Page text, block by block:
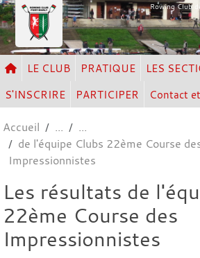
Rowing Club
LE CLUB PRATIQUE LES
S'INSCRIRE
PARTICIPER Contact
Accueil
de l'équipe Clubs 22ème Course
Impressionnistes
Les résultats de
22ème Course des
Impressionnistes
Panneau de gestion des cookies